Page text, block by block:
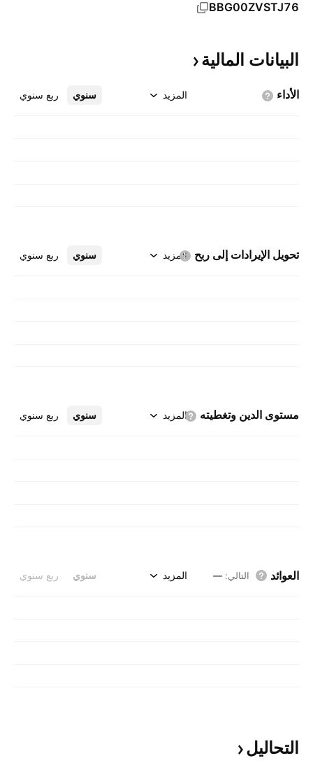
BBG00ZVSTJ76
البيانات المالية
الأداء سنوي ربع سنوي المزيد
تحويل الإيرادات إلى ربح سنوي ربع سنوي المزيد
مستوى الدين وتغطيته سنوي ربع سنوي المزيد
العوائد التالي:
— سنوي ربع سنوي المزيد
التحاليل